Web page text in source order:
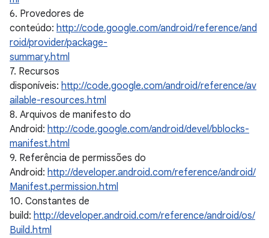
6. Provedores de
conteúdo: http://code.google.com/android/reference/and
roid/provider/package-
summary.html
7. Recursos
disponíveis: http://code.google.com/android/reference/av
ailable-resources.html
8. Arquivos de manifesto do
Android: http://code.google.com/android/devel/bblocks-
manifest.html
9. Referência de permissões do
Android: http://developer.android.com/reference/android/
Manifest.permission.html
10. Constantes de
build: http://developer.android.com/reference/android/os/
Build.html